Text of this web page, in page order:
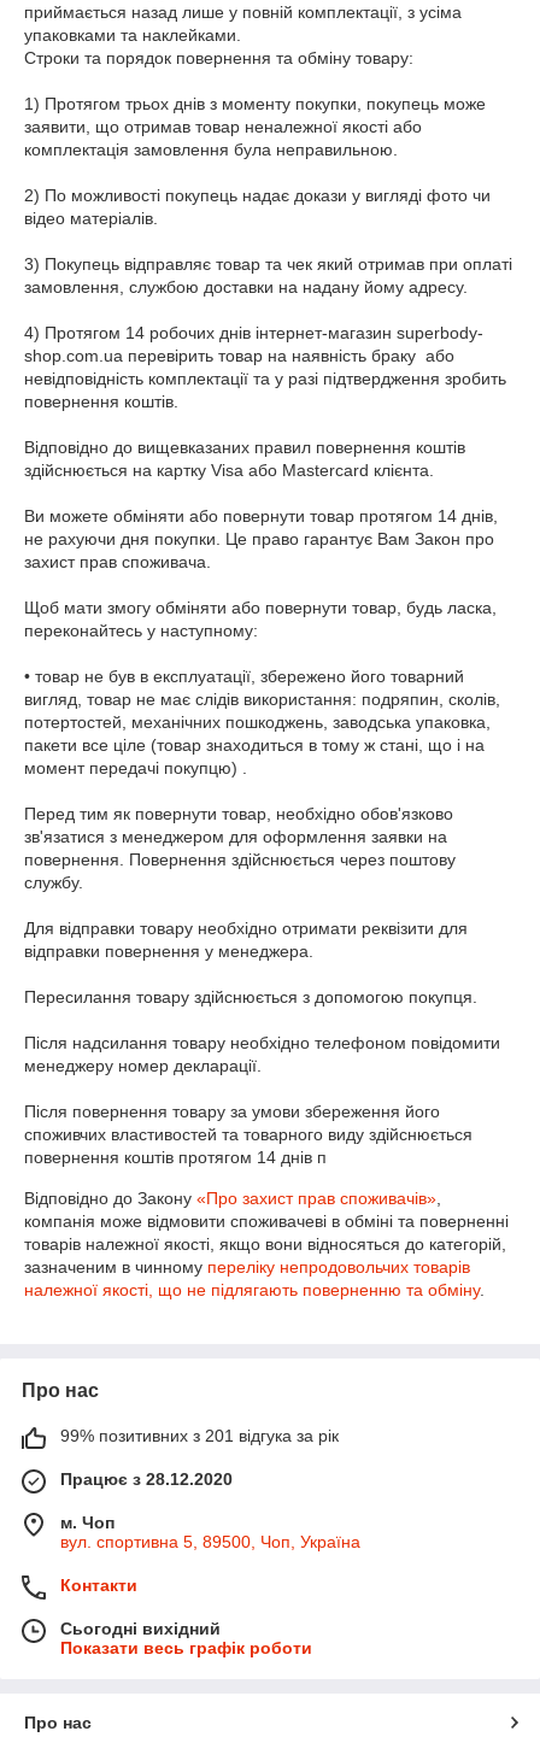
приймається назад лише у повній комплектації, з усіма
упаковками та наклейками.
Строки та порядок повернення та обміну товару:
1) Протягом трьох днів з моменту покупки, покупець може
заявити, що отримав товар неналежної якості або
комплектація замовлення була неправильною.
2) По можливості покупець надає докази у вигляді фото чи
відео матеріалів.
3) Покупець відправляє товар та чек який отримав при оплаті
замовлення, службою доставки на надану йому адресу.
4) Протягом 14 робочих днів інтернет-магазин superbody-
shop.com.ua перевірить товар на наявність браку  або
невідповідність комплектації та у разі підтвердження зробить
повернення коштів.
Відповідно до вищевказаних правил повернення коштів
здійснюється на картку Visa або Mastercard клієнта.
Ви можете обміняти або повернути товар протягом 14 днів,
не рахуючи дня покупки. Це право гарантує Вам Закон про
захист прав споживача.
Щоб мати змогу обміняти або повернути товар, будь ласка,
переконайтесь у наступному:
• товар не був в експлуатації, збережено його товарний
вигляд, товар не має слідів використання: подряпин, сколів,
потертостей, механічних пошкоджень, заводська упаковка,
пакети все ціле (товар знаходиться в тому ж стані, що і на
момент передачі покупцю) .
Перед тим як повернути товар, необхідно обов'язково
зв'язатися з менеджером для оформлення заявки на
повернення. Повернення здійснюється через поштову
службу.
Для відправки товару необхідно отримати реквізити для
відправки повернення у менеджера.
Пересилання товару здійснюється з допомогою покупця.
Після надсилання товару необхідно телефоном повідомити
менеджеру номер декларації.
Після повернення товару за умови збереження його
споживчих властивостей та товарного виду здійснюється
повернення коштів протягом 14 днів п
Відповідно до Закону «Про захист прав споживачів»
компанія може відмовити споживачеві в обміні та поверненні
товарів належної якості, якщо вони відносяться до категорій,
зазначеним в чинному переліку непродовольчих товарів
належної якості, що не підлягають поверненню та обміну.
Про нас
99% позитивних з 201 відгука за рік
Працює з 28.12.2020
м. Чоп
вул. спортивна 5, 89500, Чоп, Україна
Контакти
Сьогодні вихідний
Показати весь графік роботи
Про нас